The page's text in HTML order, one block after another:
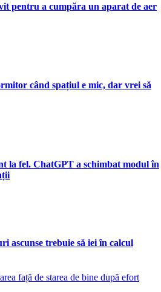
pentru a cumpăra un aparat de aer
când spațiul e mic, dar vrei să
la fel. ChatGPT a schimbat modul în
ascunse trebuie să iei în calcul